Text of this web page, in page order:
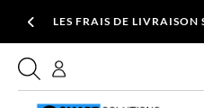
LES FRAIS DE LIVRAISON